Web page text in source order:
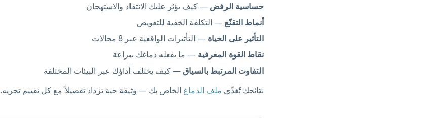
حساسية الرفض — كيف يؤثر عليك الانتقاد والاستهجان
أنماط التقنّع — التكلفة الخفية للتعويض
التأثير على الحياة — التأثيرات الواقعية عبر 8 مجالات
نقاط القوة المعرفية — ما يفعله دماغك ببراعة
التفاوت المرتبط بالسياق — كيف يختلف أداؤك عبر البيئات المختلفة
نتائجك تُغذّي ملف الدماغ الخاص بك — وثيقة حية تزداد تفصيلاً مع كل تقييم تجريه.